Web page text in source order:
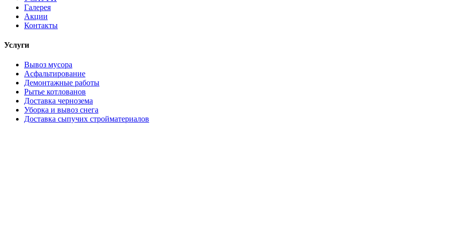
Галерея
Акции
Контакты
Услуги
Вывоз мусора
Асфальтирование
Демонтажные работы
Рытье котлованов
Доставка чернозема
Уборка и вывоз снега
Доставка сыпучих стройматериалов